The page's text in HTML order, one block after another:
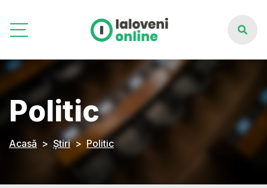
Politic
Acasă Știri Politic